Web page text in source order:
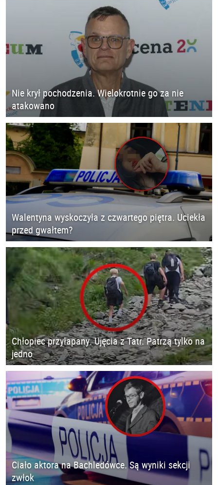
Nie krył pochodzenia. Wielokrotnie go za nie
atakowano
Walentyna wyskoczyła z czwartego piętra. Uciekła
przed gwałtem?
Chłopiec przyłapany. Ujęcia z Tatr. Patrzą tylko na
jedno
Ciało aktora na Bachledówce. Są wyniki sekcji
zwłok